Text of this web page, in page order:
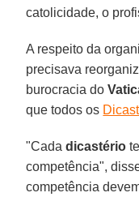
catolicidade, o
A respeito da
precisava
burocracia do
que todos os
"Cadadicastério
competência",
competência